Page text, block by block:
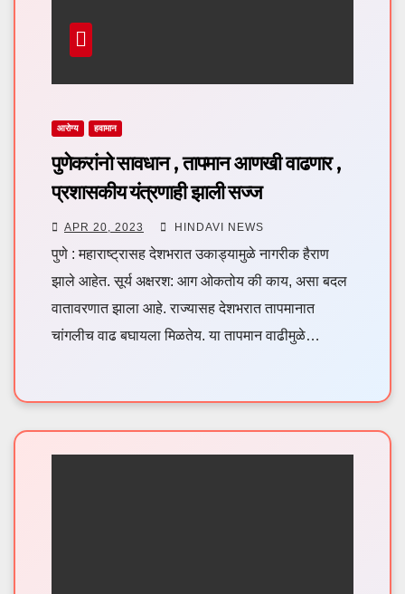
आरोग्य हवामान
पुणेकरांनो सावधान , तापमान आणखी वाढणार ,
प्रशासकीय यंत्रणाही झाली सज्ज
APR 20, 2023 HINDAVI NEWS
पुणे : महाराष्ट्रासह देशभरात उकाड्यामुळे नागरीक हैराण
झाले आहेत. सूर्य अक्षरश: आग ओकतोय की काय, असा बदल
वातावरणात झाला आहे. राज्यासह देशभरात तापमानात
चांगलीच वाढ बघायला मिळतेय. या तापमान वाढीमुळे…